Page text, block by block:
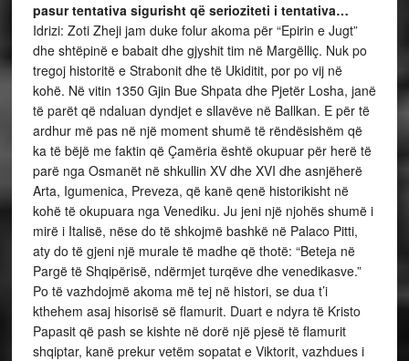
pasur tentativa sigurisht që serioziteti i tentativa…
Idrizi: Zoti Zheji jam duke folur akoma për “Epirin e Jugt”
dhe shtëpinë e babait dhe gjyshit tim në Margëlliç. Nuk po
tregoj historitë e Strabonit dhe të Ukiditit, por po vij në
kohë. Në vitin 1350 Gjin Bue Shpata dhe Pjetër Losha, janë
të parët që ndaluan dyndjet e sllavëve në Ballkan. E për të
ardhur më pas në një moment shumë të rëndësishëm që
ka të bëjë me faktin që Çamëria është okupuar për herë të
parë nga Osmanët në shkullin XV dhe XVI dhe asnjëherë
Arta, Igumenica, Preveza, që kanë qenë historikisht në
kohë të okupuara nga Venediku. Ju jeni një njohës shumë i
mirë i Italisë, nëse do të shkojmë bashkë në Palaco Pitti,
aty do të gjeni një murale të madhe që thotë: “Beteja në
Pargë të Shqipërisë, ndërmjet turqëve dhe venedikasve.”
Po të vazhdojmë akoma më tej në histori, se dua t’i
kthehem asaj hisorisë së flamurit. Duart e ndyra të Kristo
Papasit që pash se kishte në dorë një pjesë të flamurit
shqiptar, kanë prekur vetëm sopatat e Viktorit, vazhdues i